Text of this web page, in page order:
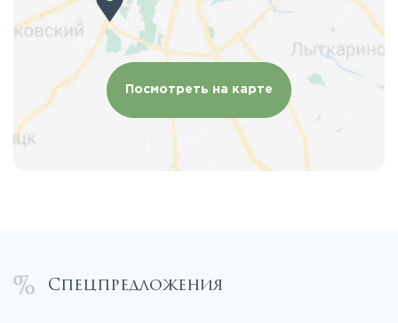
Посмотреть на карте
Спецпредложения